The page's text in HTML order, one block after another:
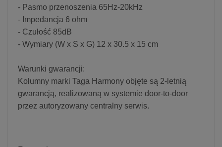
- Pasmo przenoszenia 65Hz-20kHz
- Impedancja 6 ohm
- Czułość 85dB
- Wymiary (W x S x G) 12 x 30.5 x 15 cm
Warunki gwarancji:
Kolumny marki Taga Harmony objęte są 2-letnią
gwarancją, realizowaną w systemie door-to-door
przez autoryzowany centralny serwis.